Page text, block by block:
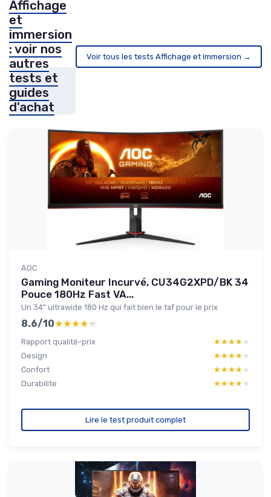
Affichage
et
immersion
: voir nos
autres
tests et
guides
d'achat
Voir tous les tests Affichage et immersion →
AOC
Gaming Moniteur Incurvé, CU34G2XPD/BK 34
Pouce 180Hz Fast VA...
Un 34" ultrawide 180 Hz qui fait bien le taf pour le prix
8.6/10★★★★★
★★★★★
Rapport qualité-prix ★★★★★
★★★★★
Design
★★★★★
★★★★★
Confort
★★★★★
★★★★★
Durabilite
★★★★★
★★★★★
Lire le test produit complet